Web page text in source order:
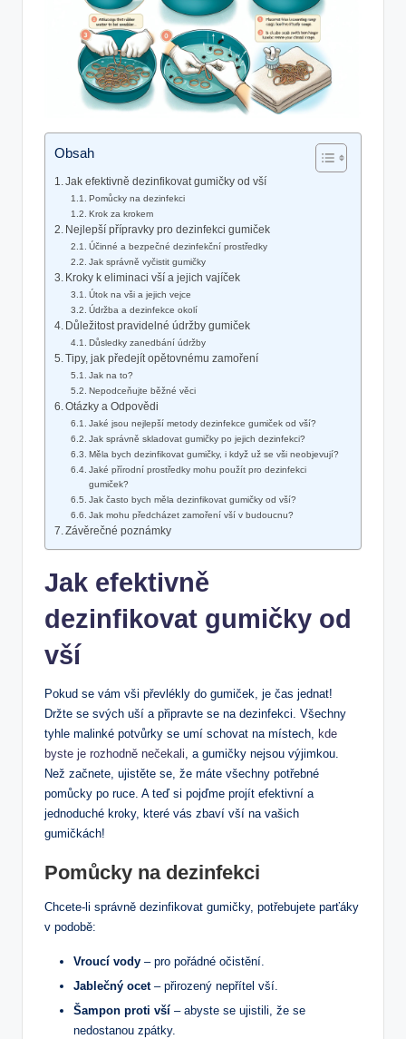
Obsah
Jak efektivně dezinfikovat gumičky od vší
Pomůcky na dezinfekci
Krok za krokem
Nejlepší přípravky pro dezinfekci gumiček
Účinné a bezpečné dezinfekční prostředky
Jak správně vyčistit gumičky
Kroky k eliminaci vší a jejich vajíček
Útok na vši a jejich vejce
Údržba a dezinfekce okolí
Důležitost pravidelné údržby gumiček
Důsledky zanedbání údržby
Tipy, jak předejít opětovnému zamoření
Jak na to?
Nepodceňujte běžné věci
Otázky a Odpovědi
Jaké jsou nejlepší metody dezinfekce gumiček od vší?
Jak správně skladovat gumičky po jejich dezinfekci?
Měla bych dezinfikovat gumičky, i když už se vši neobjevují?
Jaké přírodní prostředky mohu použít pro dezinfekci
gumiček?
Jak často bych měla dezinfikovat gumičky od vší?
Jak mohu předcházet zamoření vší v budoucnu?
Závěrečné poznámky
Jak efektivně
dezinfikovat gumičky od
vší
Pokud se vám vši převlékly do gumiček, je čas jednat!
Držte se svých uší a připravte se na dezinfekci. Všechny
tyhle malinké potvůrky se umí schovat na místech, kde
byste je rozhodně nečekali, a gumičky nejsou výjimkou.
Než začnete, ujistěte se, že máte všechny potřebné
pomůcky po ruce. A teď si pojďme projít efektivní a
jednoduché kroky, které vás zbaví vší na vašich
gumičkách!
Pomůcky na dezinfekci
Chcete-li správně dezinfikovat gumičky, potřebujete parťáky
v podobě:
Vroucí vody – pro pořádné očistění.
Jablečný ocet– přirozený nepřítel vší.
Šampon proti vší – abyste se ujistili, že se
nedostanou zpátky.